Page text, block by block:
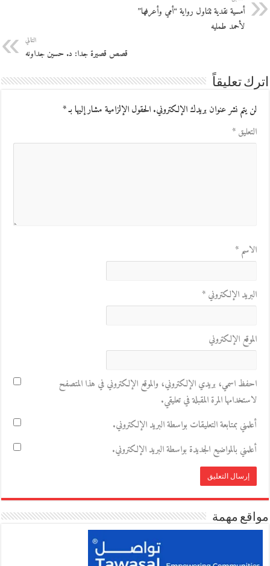
أمسية نقدية تتناول رواية “أمي وأعرفها”
لأحمد طمليه
التالي
قصص قصيرة جدا: د. حسين جداونه
اترك تعليقاً
لن يتم نشر عنوان بريدك الإلكتروني.الحقول الإلزامية مشار إليها بـ*
التعليق*
الاسم*
البريد الإلكتروني*
الموقع الإلكتروني
احفظ اسمي، بريدي الإلكتروني، والموقع الإلكتروني في هذا المتصفح
لاستخدامها المرة المقبلة في تعليقي.
أعلمني بمتابعة التعليقات بواسطة البريد الإلكتروني.
أعلمني بالمواضيع الجديدة بواسطة البريد الإلكتروني.
مواقع مهمة